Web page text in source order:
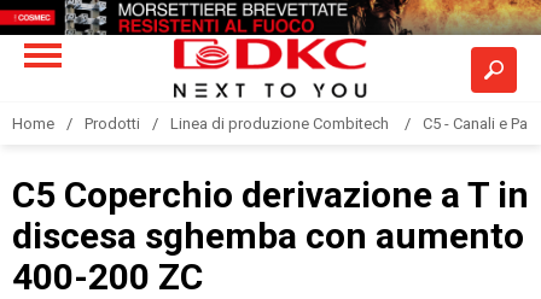
Home Prodotti Linea di produzione Combitech C5 - Canali e
C5 Coperchio derivazione a T in
discesa sghemba con aumento
400-200 ZC